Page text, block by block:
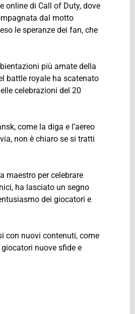
online di Call of Duty, dove
dal motto
le speranze dei fan, che
più amate della
battle royale ha scatenato
celebrazioni del 20
come la diga e l’aereo
non è chiaro se si tratti
maestro per celebrare
ha lasciato un segno
dei giocatori e
con nuovi contenuti, come
nuove sfide e